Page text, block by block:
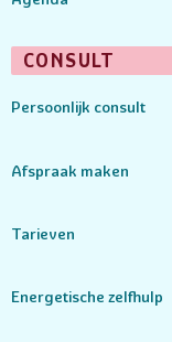
CONSULT
Persoonlijk consult
Afspraak maken
Tarieven
Energetische zelfhulp